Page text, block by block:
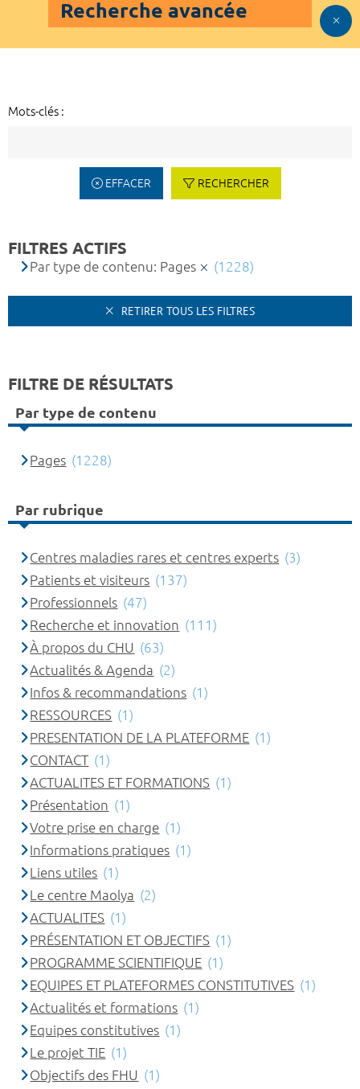
Recherche avancée
Mots-clés :
EFFACER RECHERCHER
FILTRES ACTIFS
Par type de contenu: Pages (1228)
RETIRER TOUS LES FILTRES
FILTRE DE RÉSULTATS
Par type de contenu
Pages (1228)
Par rubrique
Centres maladies rares et centres experts (3)
Patients et visiteurs (137)
Professionnels (47)
Recherche et innovation (111)
À propos du CHU (63)
Actualités & Agenda (2)
Infos & recommandations (1)
RESSOURCES (1)
PRESENTATION DE LA PLATEFORME (1)
CONTACT (1)
ACTUALITES ET FORMATIONS (1)
Présentation (1)
Votre prise en charge (1)
Informations pratiques (1)
Liens utiles (1)
Le centre Maolya (2)
ACTUALITES (1)
PRÉSENTATION ET OBJECTIFS (1)
PROGRAMME SCIENTIFIQUE (1)
EQUIPES ET PLATEFORMES CONSTITUTIVES (1)
Actualités et formations (1)
Equipes constitutives (1)
Le projet TIE (1)
Objectifs des FHU (1)